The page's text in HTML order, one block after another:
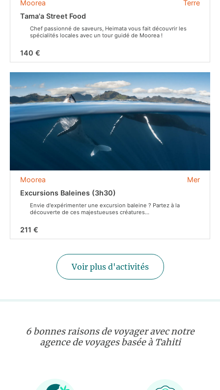
Terre
Moorea
Tama'a Street Food
Chef passionné de saveurs, Heimata vous fait découvrir les
spécialités locales avec un tour guidé de Moorea !
140 €
Mer
Moorea
Excursions Baleines (3h30)
Envie d'expérimenter une excursion baleine ? Partez à la
découverte de ces majestueuses créatures…
211 €
Voir plus d'activités
6 bonnes raisons de voyager avec notre
agence de voyages basée à Tahiti